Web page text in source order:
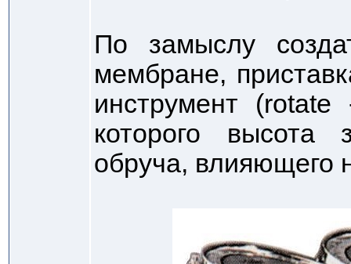
По замыслу
мембране,
инструмент
которого высота
обруча, влияющего